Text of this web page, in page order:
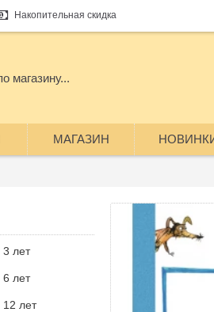
Накопительная скидка
МАГАЗИН
3 лет
6 лет
лет